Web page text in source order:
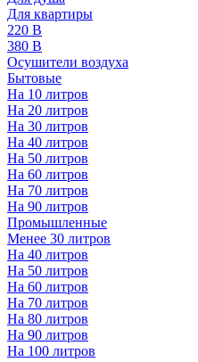
Для квартиры
220 В
380 В
Осушители воздуха
Бытовые
На 10 литров
На 20 литров
На 30 литров
На 40 литров
На 50 литров
На 60 литров
На 70 литров
На 90 литров
Промышленные
Менее 30 литров
На 40 литров
На 50 литров
На 60 литров
На 70 литров
На 80 литров
На 90 литров
На 100 литров